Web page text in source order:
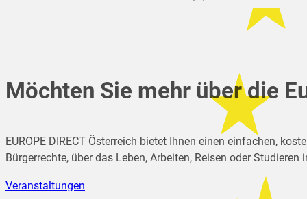
Möchten Sie mehr über die
EUROPE DIRECT Österreich bietet Ihnen einen einfachen,
Bürgerrechte, über das Leben, Arbeiten, Reisen oder
Veranstaltungen